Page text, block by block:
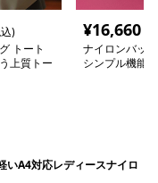
)
トート
上質トー
¥16,660
ナイロンバッ
シンプル機能
いA4対応レディースナイロ